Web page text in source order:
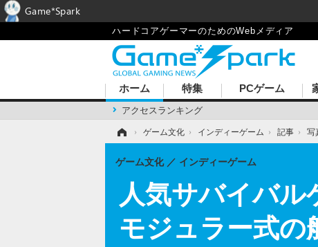
ハードコアゲーマーのためのWebメディア
ホーム
アクセスランキング
特集 PCゲーム
› ゲーム文化 › インディーゲーム › 記事 › 写
人気サバイバ
モジュラー式の
ゲーム文化 インディーゲーム
Game*Spark